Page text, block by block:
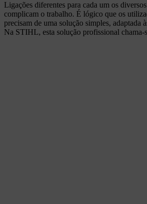
Ligações diferentes para cada um os
complicam o trabalho. É lógico que os
precisam de uma solução simples, adaptada
Na STIHL, esta solução profissional